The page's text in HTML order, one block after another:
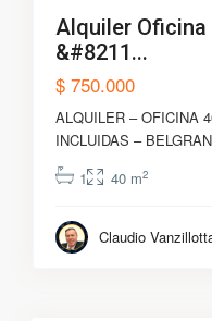
Alquiler
&#8211...
$ 750.000
ALQUILER – OFICINA
INCLUIDAS –
1
40 m2
Claudio